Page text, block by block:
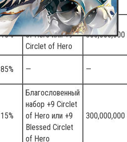
15%
Набор +9 Circlet
of Hero или +9
Circlet of Hero
300,000,000
85% — —
15%
Благословенный
набор +9 Circlet
of Hero или +9
Blessed Circlet
of Hero
300,000,000